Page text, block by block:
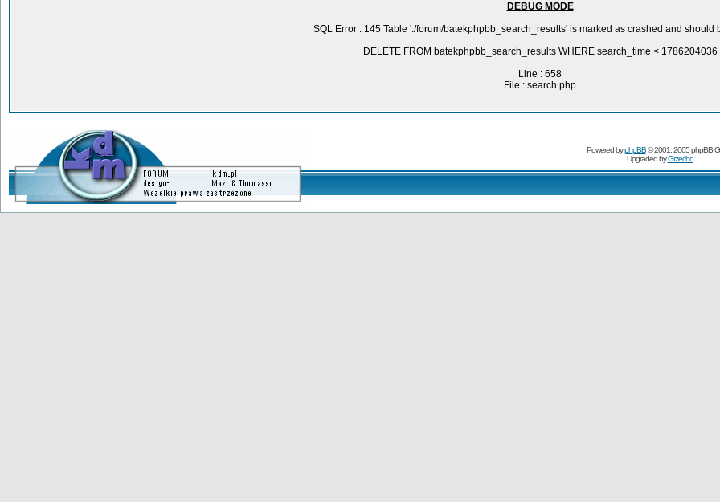
DEBUG MODE
SQL Error : 145 Table './forum/batekphpbb_search_results' is marked as crashed and should
DELETE FROM batekphpbb_search_results WHERE search_time < 1786204036
Line : 658
File : search.php
Powered byphpBB© 2001, 2005 phpBB
Upgraded byGrzecho